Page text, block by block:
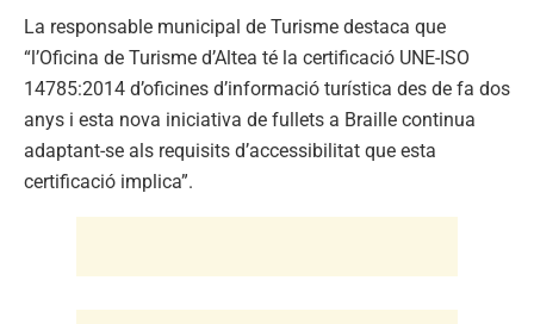
La responsable municipal de Turisme destaca que
“l’Oficina de Turisme d’Altea té la certificació UNE-ISO
14785:2014 d’oficines d’informació turística des de fa dos
anys i esta nova iniciativa de fullets a Braille continua
adaptant-se als requisits d’accessibilitat que esta
certificació implica”.